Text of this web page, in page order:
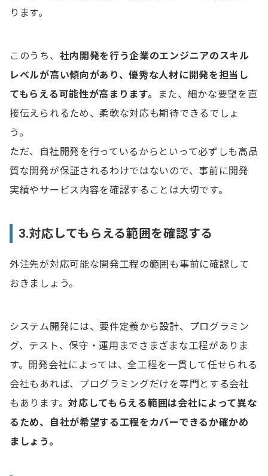
ります。
このうち、 社内開発を行う企業のエンジニアのスキル
レベルが高い傾向があり、優秀な人材に開発を担当し
てもらえる可能性が高まります。
また、細かな要望を直
接伝えられるため、柔軟な対応も期待できるでしょ
う。
ただ、自社開発を行っているからといって必ずしも高品
質な開発が保証されるわけではないので、事前に開発
実績やサービス内容を確認することは大切です。
3.対応してもらえる範囲を確認する
外注先が対応可能な開発工程の範囲も事前に確認して
おきましょう。
システム開発には、要件定義から設計、プログラミン
グ、テスト、保守・運用までさまざまな工程がありま
す。開発会社によっては、全工程を一貫して任せられる
会社もあれば、プログラミングだけを専門とする会社
もあります。対応してもらえる範囲は会社によって異な
るため、自社が希望する工程をカバーできるか確かめ
ましょう。